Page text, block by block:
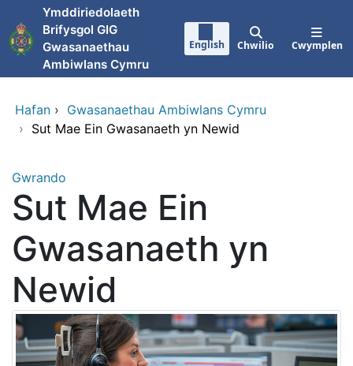
Neidio i'r prif gynnwy
Ymddiriedolaeth
Brifysgol GIG
Gwasanaethau
Ambiwlans Cymru
English Chwilio Cwymplen
Hafan › Gwasanaethau Ambiwlans Cymru
› Sut Mae Ein Gwasanaeth yn Newid
Gwrando
Sut Mae Ein
Gwasanaeth yn
Newid